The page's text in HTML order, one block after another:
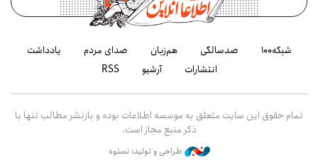
شبکه۱۰۰ صدسالگی هم‌زبان صدای مردم
یادداشت
انتشارات
آرشیو RSS
تمام حقوق این سایت متعلق به موسسه اطلاعات بوده و بازنشر مطالب تنها با
ذکر منبع مجاز است.
طراحی و تولید: نستوه